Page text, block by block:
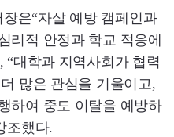
은“자살 예방 캠페인과
리적 안정과 학교 적응에
“대학과 지역사회가 협력
많은 관심을 기울이고,
하여 중도 이탈을 예방하
조했다.